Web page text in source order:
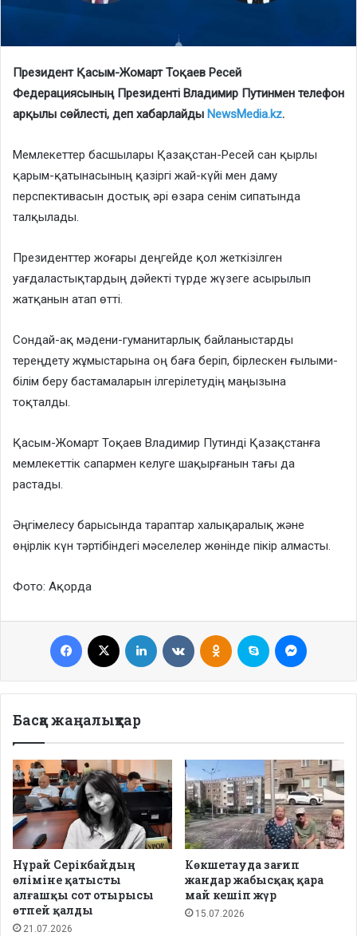
Президент Қасым-Жомарт Тоқаев Ресей
Федерациясының Президенті Владимир Путинмен телефон
арқылы сөйлесті, деп хабарлайды NewsMedia.kz.
Мемлекеттер басшылары Қазақстан-Ресей сан қырлы
қарым-қатынасының қазіргі жай-күйі мен даму
перспективасын достық әрі өзара сенім сипатында
талқылады.
Президенттер жоғары деңгейде қол жеткізілген
уағдаластықтардың дәйекті түрде жүзеге асырылып
жатқанын атап өтті.
Сондай-ақ мәдени-гуманитарлық байланыстарды
тереңдету жұмыстарына оң баға беріп, бірлескен ғылыми-
білім беру бастамаларын ілгерілетудің маңызына
тоқталды.
Қасым-Жомарт Тоқаев Владимир Путинді Қазақстанға
мемлекеттік сапармен келуге шақырғанын тағы да
растады.
Әңгімелесу барысында тараптар халықаралық және
өңірлік күн тәртібіндегі мәселелер жөнінде пікір алмасты.
Фото: Ақорда
Facebook LinkedIn VKontakteOdnoklassniki
Skype
Басқа жаңалықтар
Нұрай Серікбайдың
өліміне қатысты
алғашқы сот отырысы
өтпей қалды
21.07.2026
Көкшетауда зағип
жандар жабысқақ қара
май кешіп жүр
15.07.2026